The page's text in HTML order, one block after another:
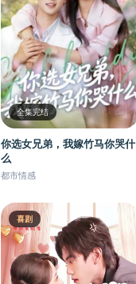
全集完结
你选女兄弟，我嫁竹马你哭什
么
都市情感
喜剧